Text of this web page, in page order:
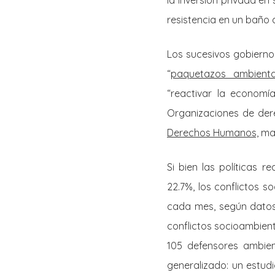
resistencia en un baño
Los sucesivos
“paquetazos
“reactivar la
Organizaciones de
Derechos Humanos,
Si bien las políticas
22.7%, los conflictos
cada mes, según
conflictos
105 defensores
generalizado: un